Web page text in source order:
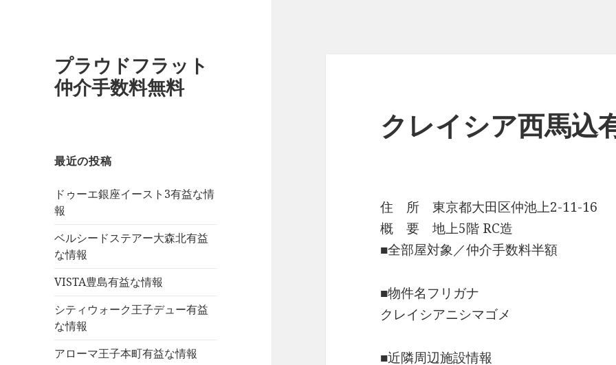
プラウドフラット
仲介手数料無料
最近の投稿
ドゥーエ銀座イースト3有益な情
報
ベルシードステアー大森北有益
な情報
VISTA豊島有益な情報
シティウォーク王子デュー有益
な情報
アローマ王子本町有益な情報
クレイシア西馬込
住 所 東京都大田区仲池上2-11-16
概 要 地上5階 RC造
■全部屋対象／仲介手数料半額
■物件名フリガナ
クレイシアニシマゴメ
■近隣周辺施設情報